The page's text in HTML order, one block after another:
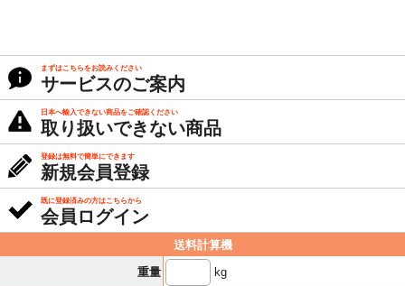
まずはこちらをお読みください
サービスのご案内
日本へ輸入できない商品をご確認ください
取り扱いできない商品
登録は無料で簡単にできます
新規会員登録
既に登録済みの方はこちらから
会員ログイン
送料計算機
重量
kg